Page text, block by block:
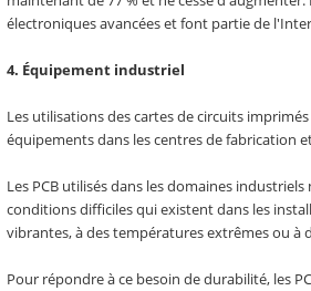
électroniques avancées et font partie de
4. Équipement industriel
Les utilisations des cartes de circuits
équipements dans les centres de fabrication
Les PCB utilisés dans les domaines
conditions difficiles qui existent dans les
vibrantes, à des températures extrêmes ou à
Pour répondre à ce besoin de durabilité, les